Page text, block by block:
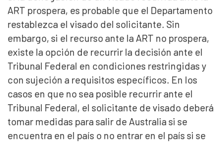
ART prospera, es probable que el Departamento
restablezca el visado del solicitante. Sin
embargo, si el recurso ante la ART no prospera,
existe la opción de recurrir la decisión ante el
Tribunal Federal en condiciones restringidas y
con sujeción a requisitos específicos. En los
casos en que no sea posible recurrir ante el
Tribunal Federal, el solicitante de visado deberá
tomar medidas para salir de Australia si se
encuentra en el país o no entrar en el país si se